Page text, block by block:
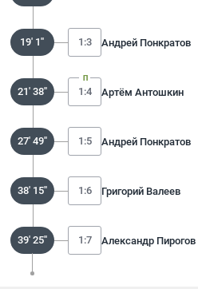
19' 1'' 1:3 Андрей Понкратов
21' 38'' 1:4 Артём Антошкин
27' 49'' 1:5 Андрей Понкратов
38' 15'' 1:6 Григорий Валеев
39' 25'' 1:7 Александр Пирогов